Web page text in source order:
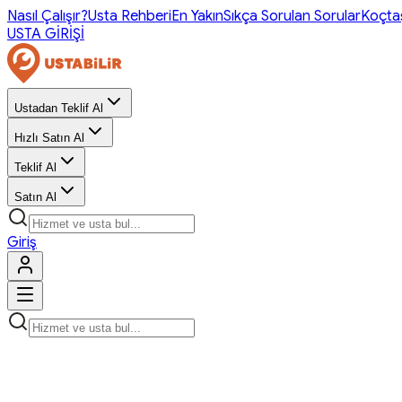
Nasıl Çalışır?Usta RehberiEn YakınSıkça Sorulan Sorular
USTA GİRİŞİ
Ustadan Teklif Al
Hızlı Satın Al
Teklif Al
Satın Al
Giriş